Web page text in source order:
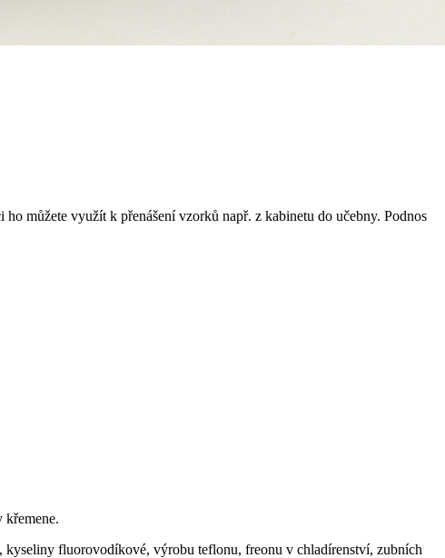
můžete využít k přenášení vzorků např. z kabinetu do učebny. Podnos
křemene.
fluorovodíkové, výrobu teflonu, freonu v chladírenství, zubních